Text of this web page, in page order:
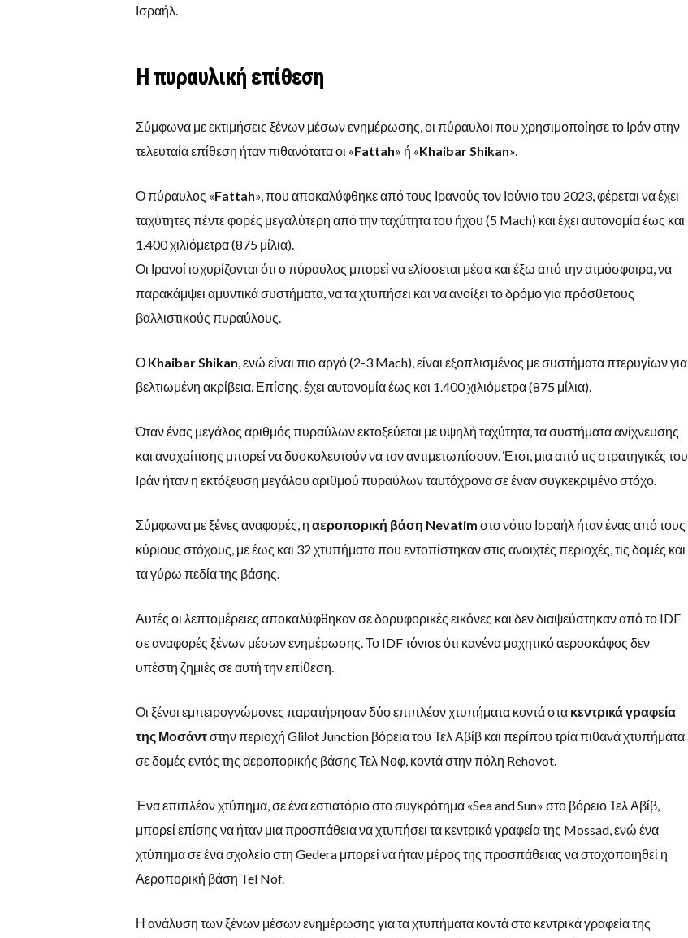
Ισραήλ.
Η πυραυλική επίθεση
Σύμφωνα με εκτιμήσεις ξένων μέσων ενημέρωσης, οι πύραυλοι που χρησιμοποίησε το Ιράν στην
τελευταία επίθεση ήταν πιθανότατα οι «Fattah» ή «Khaibar Shikan».
Ο πύραυλος «Fattah», που αποκαλύφθηκε από τους Ιρανούς τον Ιούνιο του 2023, φέρεται να έχει
ταχύτητες πέντε φορές μεγαλύτερη από την ταχύτητα του ήχου (5 Mach) και έχει αυτονομία έως και
1.400 χιλιόμετρα (875 μίλια).
Οι Ιρανοί ισχυρίζονται ότι ο πύραυλος μπορεί να ελίσσεται μέσα και έξω από την ατμόσφαιρα, να
παρακάμψει αμυντικά συστήματα, να τα χτυπήσει και να ανοίξει το δρόμο για πρόσθετους
βαλλιστικούς πυραύλους.
Ο Khaibar Shikan , ενώ είναι πιο αργό (2-3 Mach), είναι εξοπλισμένος με συστήματα πτερυγίων για
βελτιωμένη ακρίβεια. Επίσης, έχει αυτονομία έως και 1.400 χιλιόμετρα (875 μίλια).
Όταν ένας μεγάλος αριθμός πυραύλων εκτοξεύεται με υψηλή ταχύτητα, τα συστήματα ανίχνευσης
και αναχαίτισης μπορεί να δυσκολευτούν να τον αντιμετωπίσουν. Έτσι, μια από τις στρατηγικές του
Ιράν ήταν η εκτόξευση μεγάλου αριθμού πυραύλων ταυτόχρονα σε έναν συγκεκριμένο στόχο.
Σύμφωνα με ξένες αναφορές, η αεροπορική βάση Nevatim στο νότιο Ισραήλ ήταν ένας από τους
κύριους στόχους, με έως και 32 χτυπήματα που εντοπίστηκαν στις ανοιχτές περιοχές, τις δομές και
τα γύρω πεδία της βάσης.
Αυτές οι λεπτομέρειες αποκαλύφθηκαν σε δορυφορικές εικόνες και δεν διαψεύστηκαν από το IDF
σε αναφορές ξένων μέσων ενημέρωσης. Το IDF τόνισε ότι κανένα μαχητικό αεροσκάφος δεν
υπέστη ζημιές σε αυτή την επίθεση.
Οι ξένοι εμπειρογνώμονες παρατήρησαν δύο επιπλέον χτυπήματα κοντά στα κεντρικά γραφεία
της Μοσάντστην περιοχή Glilot Junction βόρεια του Τελ Αβίβ και περίπου τρία πιθανά χτυπήματα
σε δομές εντός της αεροπορικής βάσης Τελ Νοφ, κοντά στην πόλη Rehovot.
Ένα επιπλέον χτύπημα, σε ένα εστιατόριο στο συγκρότημα «Sea and Sun» στο βόρειο Τελ Αβίβ,
μπορεί επίσης να ήταν μια προσπάθεια να χτυπήσει τα κεντρικά γραφεία της Mossad, ενώ ένα
χτύπημα σε ένα σχολείο στη Gedera μπορεί να ήταν μέρος της προσπάθειας να στοχοποιηθεί η
Αεροπορική βάση Tel Nof.
Η ανάλυση των ξένων μέσων ενημέρωσης για τα χτυπήματα κοντά στα κεντρικά γραφεία της